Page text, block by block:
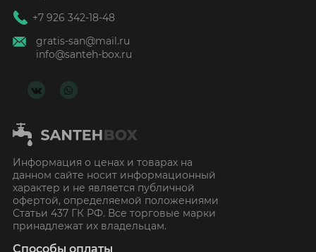
Информация о ценах и товарах на
данном сайте носит информационный
характер и не является публичной
офертой, определяемой положениями
Статьи 437 ГК РФ. Все торговые марки
принадлежат их владельцам.
Способы оплаты
+7 926 342-18-48
gratis-san@mail.ru
info@santeh-box.ru